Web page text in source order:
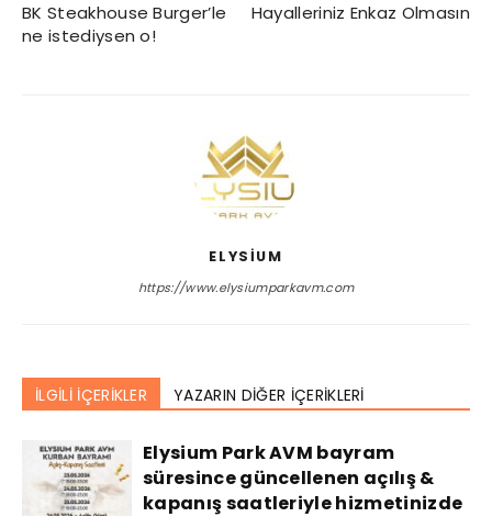
BK Steakhouse Burger’le
ne istediysen o!
Hayalleriniz Enkaz Olmasın
ELYSIUM
https://www.elysiumparkavm.com
İLGİLİ İÇERİKLER YAZARIN DİĞER İÇERİKLERİ
Elysium Park AVM bayram
süresince güncellenen açılış &
kapanış saatleriyle hizmetinizde